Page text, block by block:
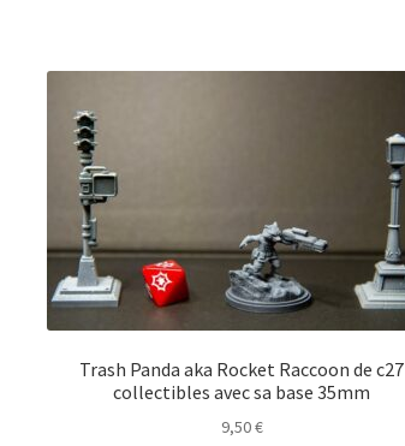
Trash Panda aka Rocket Raccoon de c27
collectibles avec sa base 35mm
9,50€